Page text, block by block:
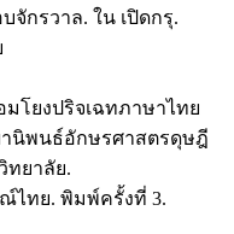
จักรวาล. ใน เปิดกรุ.
มโยงปริจเฉทภาษาไทย
นิพนธ์อักษรศาสตรดุษฎี
ทยาลัย.
ไทย. พิมพ์ครั้งที่ 3.